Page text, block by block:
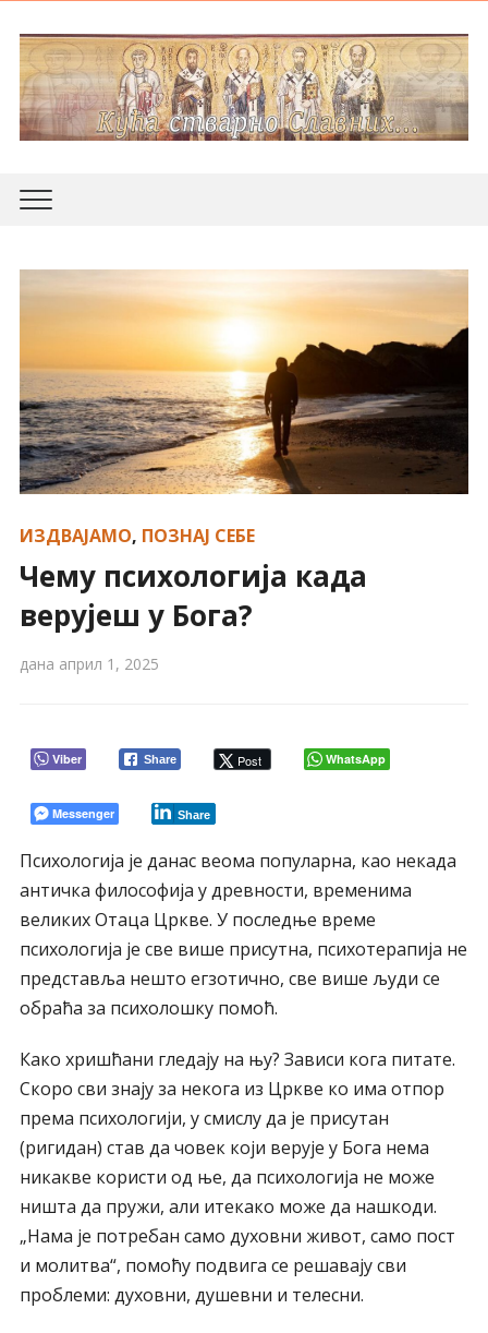
ИЗДВАЈАМО, ПОЗНАЈ СЕБЕ
Чему психологија када
верујеш у Бога?
дана април 1, 2025
Viber Share Post WhatsApp
Messenger Share
Психологија је данас веома популарна, као некада
античка философија у древности, временима
великих Отаца Цркве. У последње време
психологија је све више присутна, психотерапија не
представља нешто егзотично, све више људи се
обраћа за психолошку помоћ.
Како хришћани гледају на њу? Зависи кога питате.
Скоро сви знају за некога из Цркве ко има отпор
према психологији, у смислу да је присутан
(ригидан) став да човек који верује у Бога нема
никакве користи од ње, да психологија не може
ништа да пружи, али итекако може да нашкоди.
„Нама је потребан само духовни живот, само пост
и молитва“, помоћу подвига се решавају сви
проблеми: духовни, душевни и телесни.